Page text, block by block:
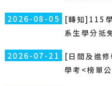
2026-08-05
[轉知]115
系生學分抵
2026-07-21
[日間及進
學考<榜單